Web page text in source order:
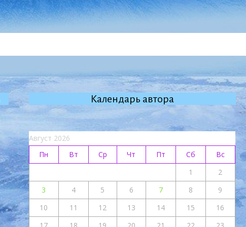
Календарь автора
Август 2026
Пн
Вт Ср Чт Пт Сб
Вс
1
2
3
4 5 6 7 8
9
10
11 12 13 14 15
16
17
18 19 20 21 22 23